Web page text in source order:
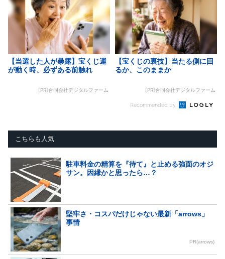
【当選した人が暴露】宝くじ運
が動く時、必ずある前触れ
[PR]合同会社デジタルファーム
【宝くじの裏技】当たる側に回
るか、このままか
[PR]合同会社デジタルファーム
Recommended by
こちらも人気
駐車料金の精算を『待て』と止める強面のオジ
サン。因縁かと思ったら…？
堅牢さ・コスパだけじゃない最新「arrows」
事情
PR(arrows)